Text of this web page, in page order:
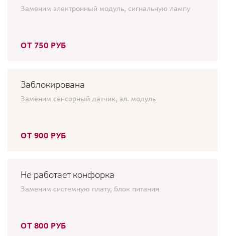
Заменим электронный модуль, сигнальную лампу
ОТ 750 РУБ
Заблокирована
Заменим сенсорный датчик, эл. модуль
ОТ 900 РУБ
Не работает конфорка
Заменим системную плату, блок питания
ОТ 800 РУБ